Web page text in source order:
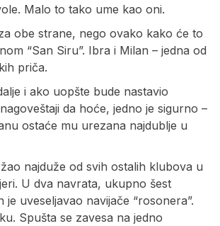
Malo to tako ume kao oni.
obe strane, nego ovako kako će to
“San Siru”. Ibra i Milan – jedna od
priča.
i ako uopšte bude nastavio
da hoće, jedno je sigurno –
ostaće mu urezana najdublje u
najduže od svih ostalih klubova u
U dva navrata, ukupno šest
je uveseljavao navijače “rosonera”.
Spušta se zavesa na jedno